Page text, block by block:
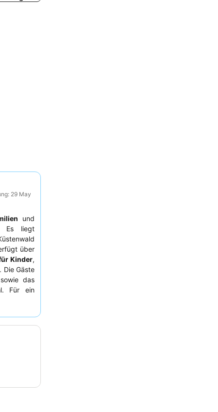
29 May
und
Es liegt
über
Kinder,
Die Gäste
das
Für ein